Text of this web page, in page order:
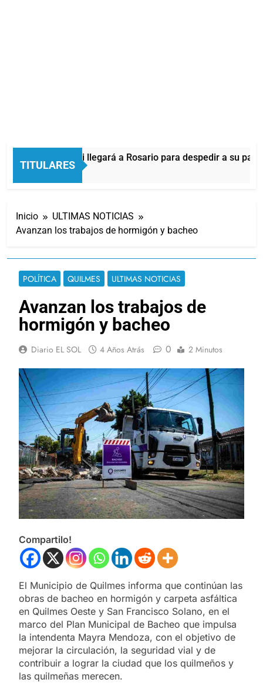
TITULARES
Lionel Messi llegará a Rosario para despedir a su
4 Minutos Atrás
Inicio
ULTIMAS NOTICIAS
Avanzan los trabajos de hormigón y bacheo
POLÍTICA QUILMES ULTIMAS NOTICIAS
Avanzan los trabajos de
hormigón y bacheo
Diario EL SOL 4 Años Atrás 0 2 Minutos
Compartilo!
El Municipio de Quilmes informa que continúan las
obras de bacheo en hormigón y carpeta asfáltica
en Quilmes Oeste y San Francisco Solano, en el
marco del Plan Municipal de Bacheo que impulsa
la intendenta Mayra Mendoza, con el objetivo de
mejorar la circulación, la seguridad vial y de
contribuir a lograr la ciudad que los quilmeños y
las quilmeñas merecen.